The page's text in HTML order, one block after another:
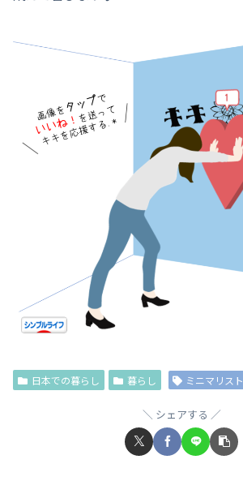
日本での暮らし 暮らし ミニマリスト
シェアする